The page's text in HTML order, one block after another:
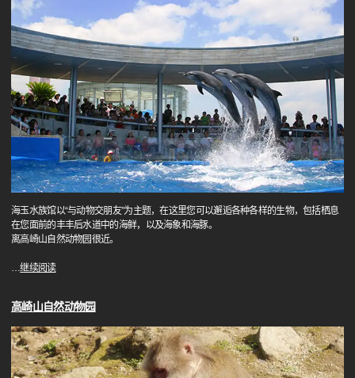
海玉水族馆以“与动物交朋友”为主题，在这里您可以邂逅各种各样的生物，包括栖息
在您面前的丰丰后水道中的海鲜，以及海象和海豚。
离高崎山自然动物园很近。
…继续阅读
高崎山自然动物园